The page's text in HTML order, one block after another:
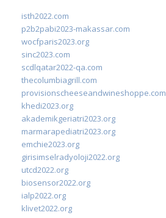
isth2022.com
p2b2pabi2023-makassar.com
wocfparis2023.org
sinc2023.com
scdlqatar2022-qa.com
thecolumbiagrill.com
provisionscheeseandwineshoppe.com
khedi2023.org
akademikgeriatri2023.org
marmarapediatri2023.org
emchie2023.org
girisimselradyoloji2022.org
utcd2022.org
biosensor2022.org
ialp2022.org
klivet2022.org